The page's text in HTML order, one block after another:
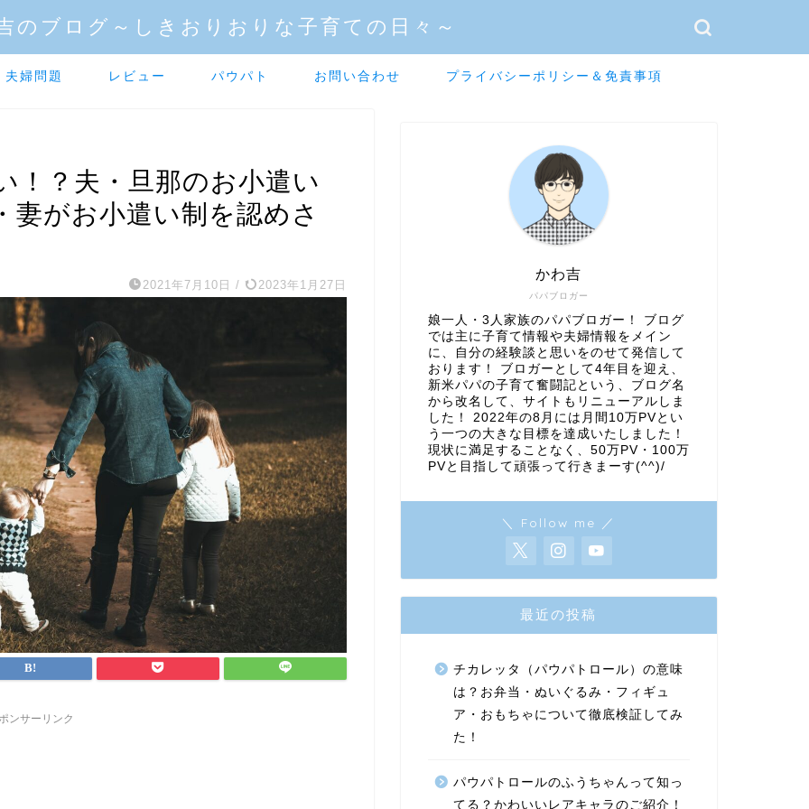
のブログ～しきおりおりな子育ての日々～
夫婦問題 レビュー パウパト お問い合わせ プライバシーポリシー＆免責事項
！？夫・旦那のお小遣い
妻がお小遣い制を認めさ
2021年7月10日 / 2023年1月27日
ンサーリンク
パパブロガー
かわ吉
娘一人・3人家族のパパブロガー！ ブログ
では主に子育て情報や夫婦情報をメイン
に、自分の経験談と思いをのせて発信して
おります！ ブロガーとして4年目を迎え、
新米パパの子育て奮闘記という、ブログ名
から改名して、サイトもリニューアルしま
した！ 2022年の8月には月間10万PVとい
う一つの大きな目標を達成いたしました！
現状に満足することなく、50万PV・100万
PVと目指して頑張って行きまーす(^^)/
＼ Follow me ／
最近の投稿
チカレッタ（パウパトロール）の意味
は？お弁当・ぬいぐるみ・フィギュ
ア・おもちゃについて徹底検証してみ
た！
パウパトロールのふうちゃんって知っ
てる？かわいいレアキャラのご紹介！